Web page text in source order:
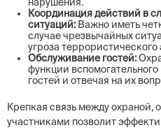
Координация действий в
ситуаций: Важно иметь
случае чрезвычайных
угроза террористического
Обслуживание гостей:
функции
гостей и отвечая на их
Крепкая связь между охраной,
участниками позволит